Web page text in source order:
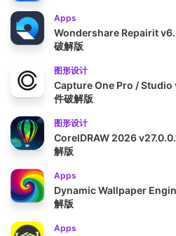
Apps
Wondershare Repairit
破解版
图形设计
Capture One Pro / Studio
件破解版
图形设计
CorelDRAW 2026
解版
Apps
Dynamic Wallpaper
解版
Apps